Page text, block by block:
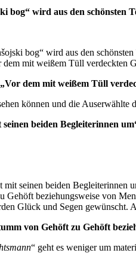
bog“ wird aus den schönsten
bog“ wird aus den
mit weißem Tüll verdeckten
dem mit weißem Tüll
können und die Auserwählte
beiden Begleiterinnen
mit seinen beiden Begleiterinnen
Gehöft beziehungsweise von
Glück und Segen gewünscht.
von Gehöft zu Gehöft
“ geht es weniger um